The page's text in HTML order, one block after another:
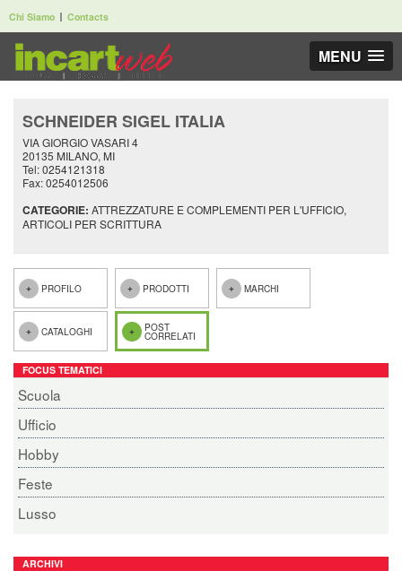
Chi Siamo Contacts
MENU
SCHNEIDER SIGEL ITALIA
VIA GIORGIO VASARI 4
20135 MILANO, MI
Tel: 0254121318
Fax: 0254012506
CATEGORIE: ATTREZZATURE E COMPLEMENTI PER L'UFFICIO,
ARTICOLI PER SCRITTURA
PROFILO PRODOTTI MARCHI
CATALOGHI POST
CORRELATI
FOCUS TEMATICI
Scuola
Ufficio
Hobby
Feste
Lusso
ARCHIVI